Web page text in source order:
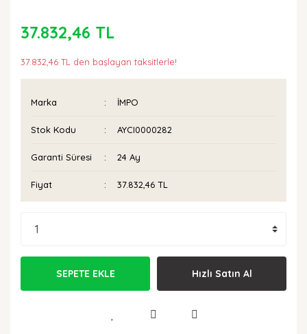
37.832,46 TL
37.832,46 TL den başlayan taksitlerle!
Marka İMPO
Stok Kodu AYCI0000282
Garanti Süresi 24 Ay
Fiyat 37.832,46 TL
SEPETE EKLE Hızlı Satın Al